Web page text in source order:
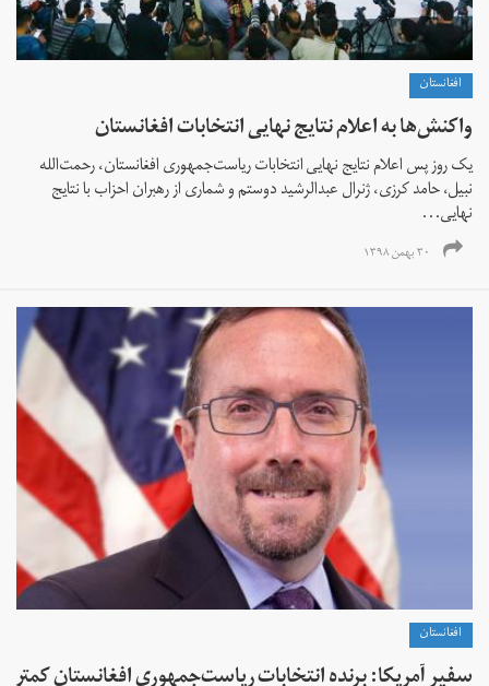
افغانستان
واکنش‌ها به اعلام نتایج نهایی انتخابات افغانستان
یک روز پس اعلام نتایج نهایی انتخابات ریاست‌جمهوری افغانستان، رحمت‌الله
نبیل، حامد کرزی، ژنرال عبدالرشید دوستم و شماری از رهبران احزاب با نتایج
نهایی...
۳۰ بهمن ۱۳۹۸
افغانستان